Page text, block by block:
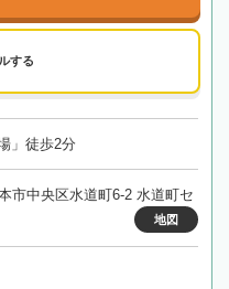
する
」徒歩2分
市中央区水道町6-2 水道町セ
地図